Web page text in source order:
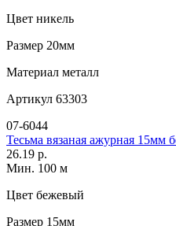
Цвет никель
Размер 20мм
Материал металл
Артикул 63303
07-6044
Тесьма вязаная ажурная 15мм
26.19 р.
Мин. 100 м
Цвет бежевый
Размер 15мм